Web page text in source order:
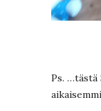
Ps. …tästä